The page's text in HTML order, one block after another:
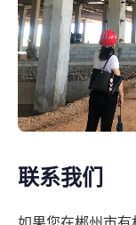
联系我们